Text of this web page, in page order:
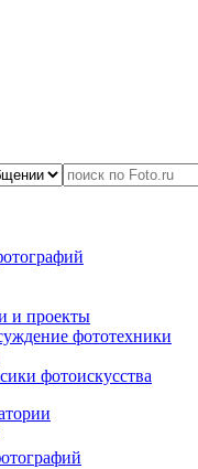
и проекты
фототехники
фотоискусства